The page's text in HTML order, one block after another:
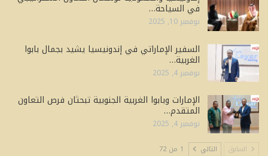
في السياحة…
نوفمبر 10, 2025
السفير الإماراتي في إندونيسيا يشيد بجمال بابوا
الغربية…
نوفمبر 4, 2025
الإمارات وبابوا الغربية الجنوبية تبحثان فرص التعاون
المتقدم…
نوفمبر 4, 2025
السابق التالي 1 من 72